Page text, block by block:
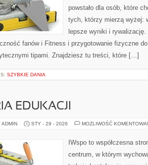
powstało dla osób, które
tych, którzy mierzą wyżej:
lepsze wyniki i
fanów i Fitness i przygotowanie fizyczne
tipami. Znajdziesz tu treści, które […]
SZYBKIE DANIA
EDUKACJI
ADMIN STY - 29 - 2026 MOŻLIWOŚĆ
IWspo to współczesna
centrum, w którym